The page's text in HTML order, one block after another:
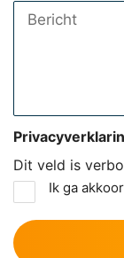
Bericht
Dit veld is
Ik ga